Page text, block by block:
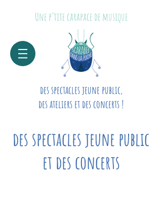
Une p’tite carapace de musique
des spectacles jeune public,
des ateliers et des concerts !
des spectacles jeune public
et des concerts